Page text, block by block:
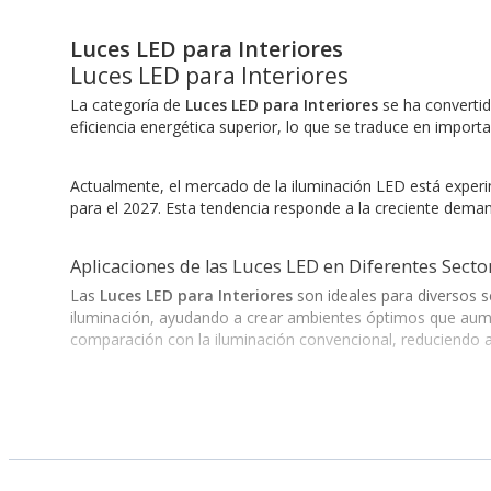
Luces LED para Interiores
Luces LED para Interiores
La categoría de Luces LED para Interioresse ha
eficiencia energética superior, lo que se traduce en
Actualmente, el mercado de la iluminación LED está
para el 2027. Esta tendencia responde a la creciente
Aplicaciones de las Luces LED en Diferentes
Las Luces LED para Interioresson ideales para diversos
iluminación, ayudando a crear ambientes óptimos que
comparación con la iluminación convencional, reduciendo
Luces-LED-Xiaomi: Innovadoras y de fácil instalación,